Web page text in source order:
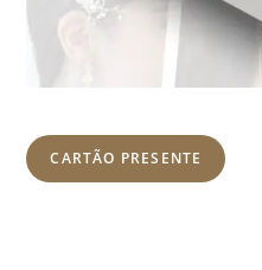
CARTÃO PRESENTE